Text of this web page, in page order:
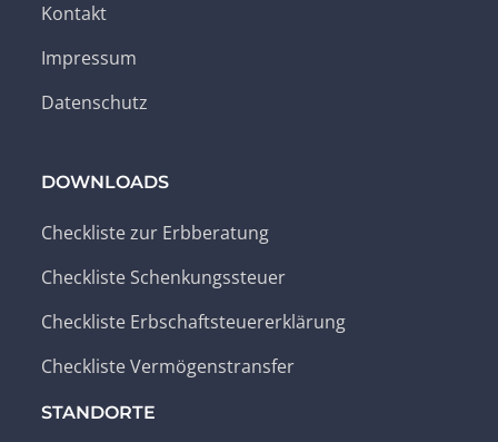
Kontakt
Impressum
Datenschutz
DOWNLOADS
Checkliste zur Erbberatung
Checkliste Schenkungssteuer
Checkliste Erbschaftsteuererklärung
Checkliste Vermögenstransfer
STANDORTE